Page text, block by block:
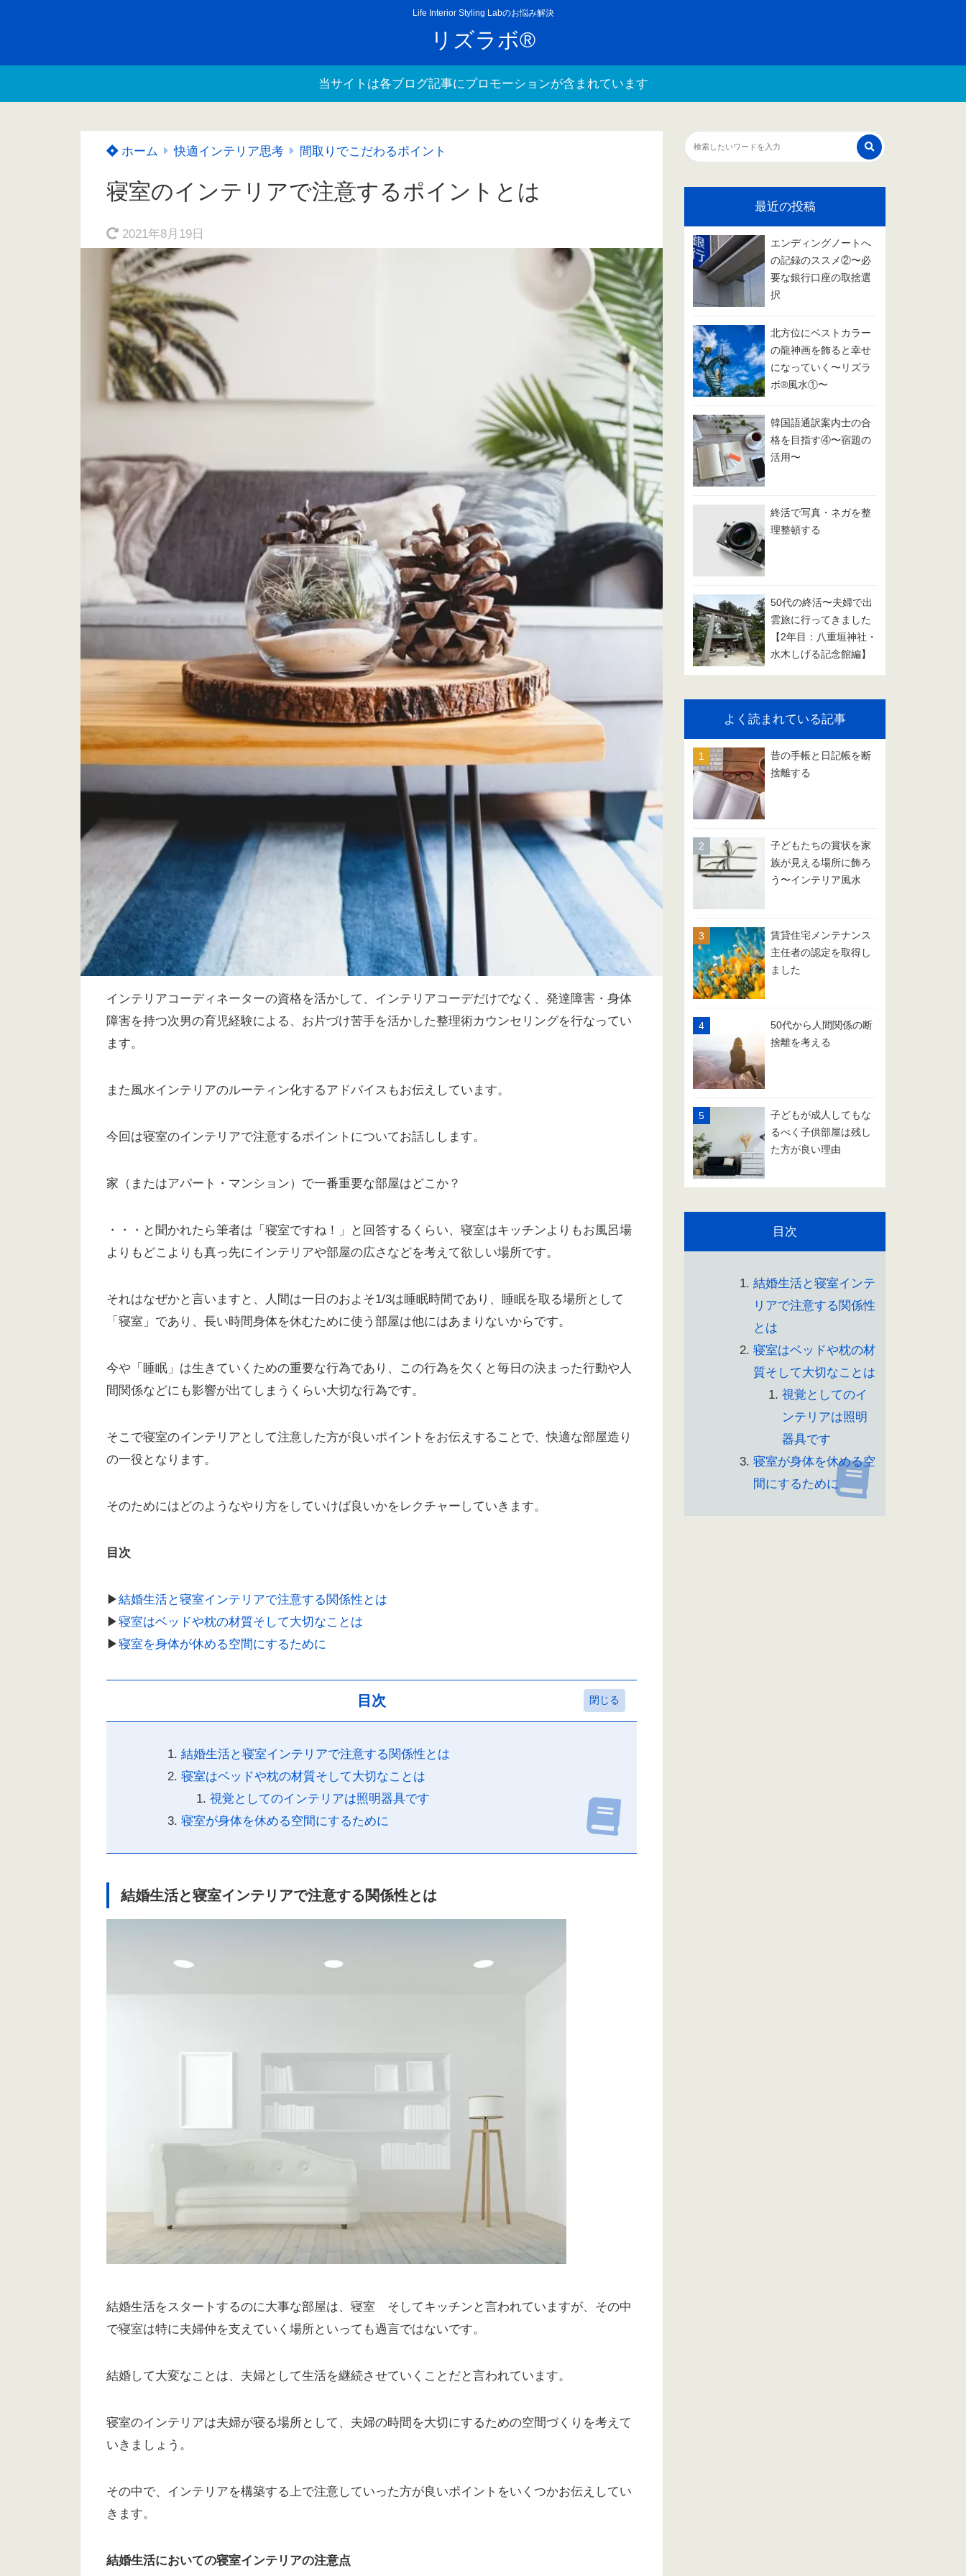
Life Interior Styling Labのお悩み解決
リズラボ®
当サイトは各ブログ記事にプロモーションが含まれています
ホーム 快適インテリア思考 間取りでこだわるポイント
寝室のインテリアで注意するポイントとは
2021年8月19日
インテリアコーディネーターの資格を活かして、インテリアコーデだけでなく、発達障害・身体
障害を持つ次男の育児経験による、お片づけ苦手を活かした整理術カウンセリングを行なってい
ます。
また風水インテリアのルーティン化するアドバイスもお伝えしています。
今回は寝室のインテリアで注意するポイントについてお話しします。
家（またはアパート・マンション）で一番重要な部屋はどこか？
・・・と聞かれたら筆者は「寝室ですね！」と回答するくらい、寝室はキッチンよりもお風呂場
よりもどこよりも真っ先にインテリアや部屋の広さなどを考えて欲しい場所です。
それはなぜかと言いますと、人間は一日のおよそ1/3は睡眠時間であり、睡眠を取る場所として
「寝室」であり、長い時間身体を休むために使う部屋は他にはあまりないからです。
今や「睡眠」は生きていくための重要な行為であり、この行為を欠くと毎日の決まった行動や人
間関係などにも影響が出てしまうくらい大切な行為です。
そこで寝室のインテリアとして注意した方が良いポイントをお伝えすることで、快適な部屋造り
の一役となります。
そのためにはどのようなやり方をしていけば良いかをレクチャーしていきます。
目次
▶︎結婚生活と寝室インテリアで注意する関係性とは
▶︎寝室はベッドや枕の材質そして大切なことは
▶︎寝室を身体が休める空間にするために
目次
結婚生活と寝室インテリアで注意する関係性とは
寝室はベッドや枕の材質そして大切なことは
視覚としてのインテリアは照明器具です
寝室が身体を休める空間にするために
結婚生活と寝室インテリアで注意する関係性とは
結婚生活をスタートするのに大事な部屋は、寝室 そしてキッチンと言われていますが、その中
で寝室は特に夫婦仲を支えていく場所といっても過言ではないです。
結婚して大変なことは、夫婦として生活を継続させていくことだと言われています。
寝室のインテリアは夫婦が寝る場所として、夫婦の時間を大切にするための空間づくりを考えて
いきましょう。
その中で、インテリアを構築する上で注意していった方が良いポイントをいくつかお伝えしてい
きます。
結婚生活においての寝室インテリアの注意点
最近の投稿
エンディングノートへ
の記録のススメ②〜必
要な銀行口座の取捨選
択
北方位にベストカラー
の龍神画を飾ると幸せ
になっていく〜リズラ
ボ®️風水①〜
韓国語通訳案内士の合
格を目指す④〜宿題の
活用〜
終活で写真・ネガを整
理整頓する
50代の終活〜夫婦で出
雲旅に行ってきました
【2年目：八重垣神社・
水木しげる記念館編】
よく読まれている記事
昔の手帳と日記帳を断
捨離する
子どもたちの賞状を家
族が見える場所に飾ろ
う〜インテリア風水
賃貸住宅メンテナンス
主任者の認定を取得し
ました
50代から人間関係の断
捨離を考える
子どもが成人してもな
るべく子供部屋は残し
た方が良い理由
目次
結婚生活と寝室インテ
リアで注意する関係性
とは
寝室はベッドや枕の材
質そして大切なことは
視覚としてのイ
ンテリアは照明
器具です
寝室が身体を休める空
間にするために